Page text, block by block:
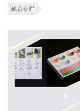
诚品专栏